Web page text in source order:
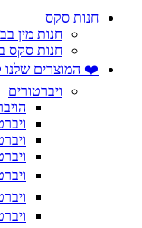
חנות סקס
חנות מין
חנות סקס
❤️ המוצרים
ויברטורים